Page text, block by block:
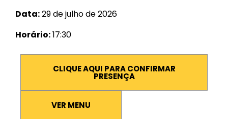
Data:29 de julho de 2026
Horário:17:30
CLIQUE AQUI PARA CONFIRMAR
PRESENÇA
VER MENU